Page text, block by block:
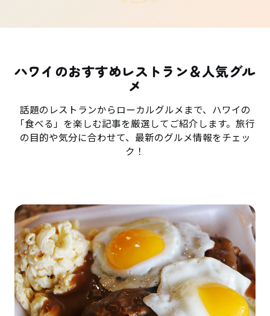
ハワイのおすすめレストラン＆人気グル
メ
話題のレストランからローカルグルメまで、ハワイの
「食べる」を楽しむ記事を厳選してご紹介します。旅行
の目的や気分に合わせて、最新のグルメ情報をチェッ
ク！